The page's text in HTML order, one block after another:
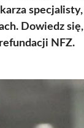
Dowiedz
NFZ.